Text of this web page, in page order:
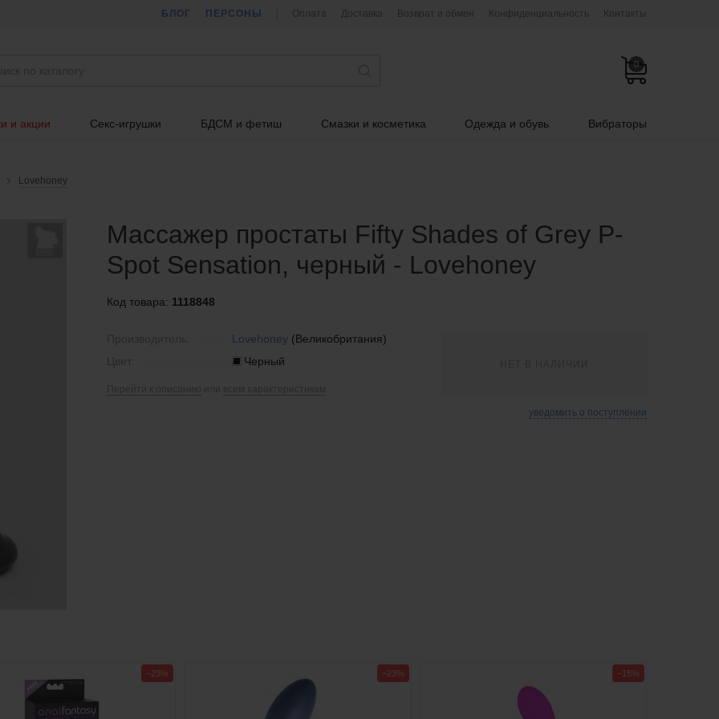
БЛОГ ПЕРСОНЫ Оплата Доставка Возврат и обмен Конфиденциальность Контакты
0
и акции Секс-игрушки БДСМ и фетиш Смазки и косметика Одежда и обувь Вибраторы
Lovehoney
Массажер простаты Fifty Shades of Grey P-
Spot Sensation, черный - Lovehoney
Код товара: 1118848
Lovehoney(Великобритания)
Черный
уведомить о поступлении
−23% −23% −15%